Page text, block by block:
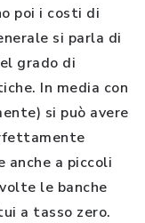
poi i costi di
si parla di
grado di
In media con
si può avere
a piccoli
le banche
a tasso zero.